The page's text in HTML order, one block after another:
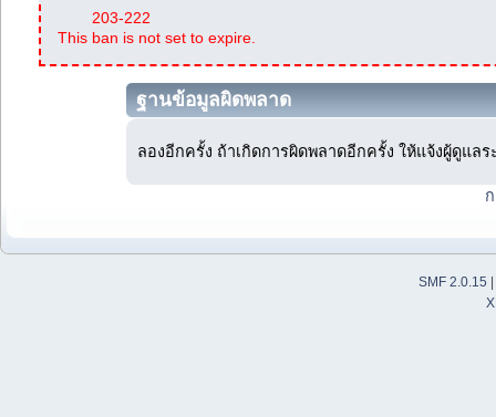
203-222
This ban is not set to expire.
ฐานข้อมูลผิดพลาด
ลองอีกครั้ง ถ้าเกิดการผิดพลาดอีกครั้ง ให้แจ้งผู้ดูแลร
SMF 2.0.15